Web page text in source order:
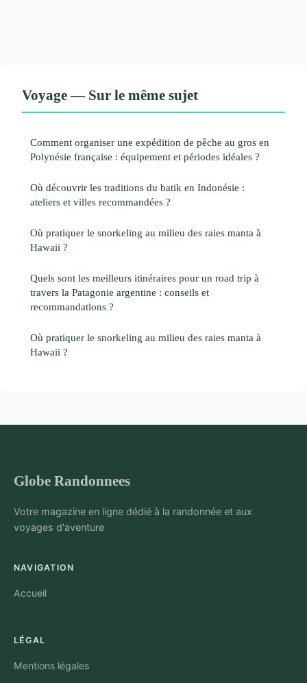
Voyage — Sur le même sujet
Comment organiser une expédition de pêche au gros en
Polynésie française : équipement et périodes idéales ?
Où découvrir les traditions du batik en Indonésie :
ateliers et villes recommandées ?
Où pratiquer le snorkeling au milieu des raies manta à
Hawaii ?
Quels sont les meilleurs itinéraires pour un road trip à
travers la Patagonie argentine : conseils et
recommandations ?
Où pratiquer le snorkeling au milieu des raies manta à
Hawaii ?
Globe Randonnees
Votre magazine en ligne dédié à la randonnée et aux
voyages d'aventure
NAVIGATION
Accueil
LÉGAL
Mentions légales